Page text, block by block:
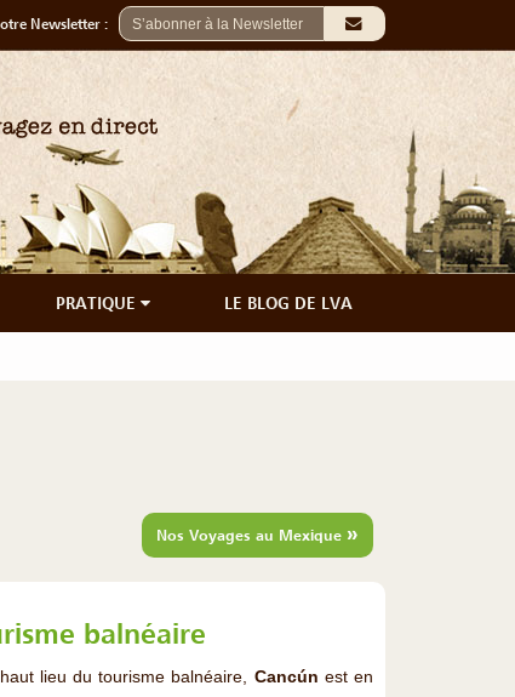
Newsletter :
PRATIQUE LE BLOG DE LVA
Nos Voyages au Mexique »
balnéaire
lieu du tourisme balnéaire, Cancún est en